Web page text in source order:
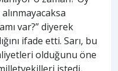
var?” diyerek
ifade etti. Sarı, bu
olduğunu öne